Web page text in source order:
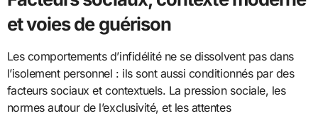
et voies de guérison
Les comportements d’infidélité ne se dissolvent pas dans
l’isolement personnel : ils sont aussi conditionnés par des
facteurs sociaux et contextuels. La pression sociale, les
normes autour de l’exclusivité, et les attentes